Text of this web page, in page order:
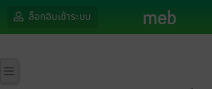
ล็อกอินเข้าระบบ